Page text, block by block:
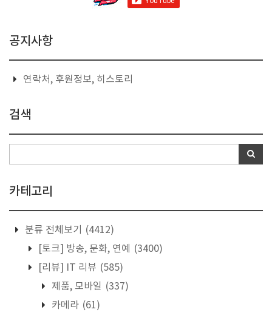
공지사항
연락처, 후원정보, 히스토리
검색
카테고리
분류 전체보기
(4412)
[토크] 방송, 문화, 연예
(3400)
[리뷰] IT 리뷰 (585)
제품, 모바일 (337)
카메라 (61)